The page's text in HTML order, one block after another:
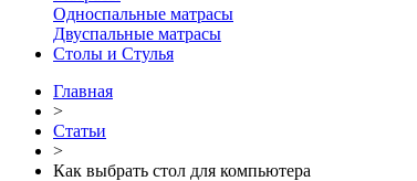
Односпальные матрасы
Двуспальные матрасы
Столы и Стулья
Главная
>
Статьи
>
Как выбрать стол для компьютера